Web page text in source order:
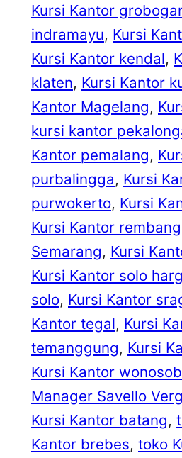
Kursi Kantor
indramayu, Kursi
Kursi Kantor kendal,
klaten, Kursi Kantor
Kantor Magelang,
kursi kantor
Kantor pemalang,
purbalingga, Kursi
purwokerto, Kursi
Kursi Kantor rembang
Semarang, Kursi
Kursi Kantor solo
solo, Kursi Kantor
Kantor tegal, Kursi
temanggung, Kursi
Kursi Kantor
Manager Savello
Kursi Kantor batang,
Kantor brebes, toko